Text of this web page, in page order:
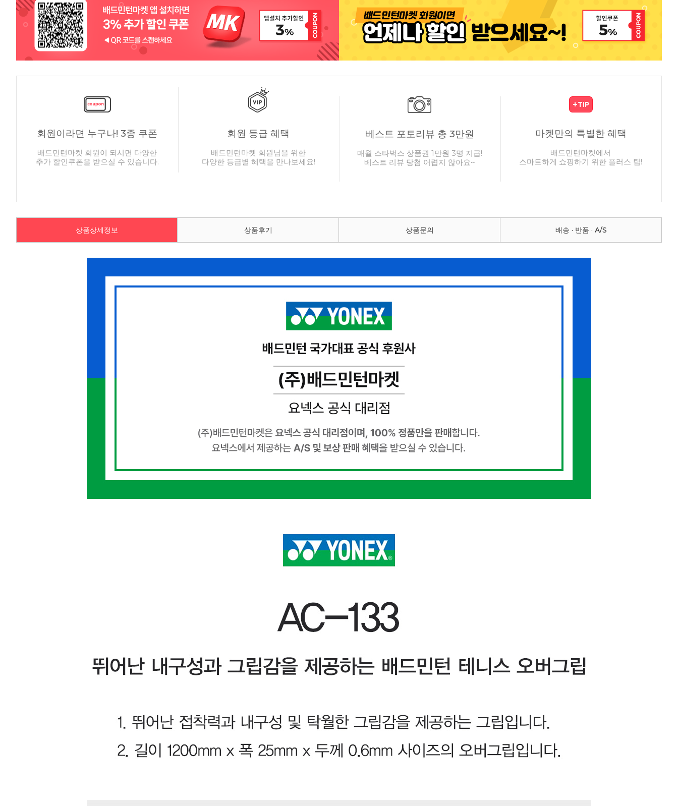
회원이라면 누구나! 3종 쿠폰
배드민턴마켓 회원이 되시면 다양한
추가 할인쿠폰을 받으실 수 있습니다.
회원 등급 혜택
배드민턴마켓 회원님을 위한
다양한 등급별 혜택을 만나보세요!
베스트 포토리뷰 총 3만원
매월 스타벅스 상품권 1만원 3명 지급!
베스트 리뷰 당첨 어렵지 않아요~
마켓만의 특별한 혜택
배드민턴마켓에서
스마트하게 쇼핑하기 위한 플러스 팁!
상품상세정보 상품후기 상품문의 배송 · 반품 · A/S